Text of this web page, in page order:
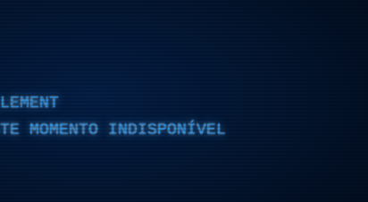
MOMENTO INDISPONÍVEL